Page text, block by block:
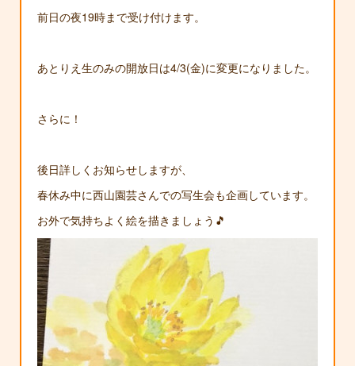
前日の夜19時まで受け付けます。
あとりえ生のみの開放日は4/3(金)に変更になりました。
さらに！
後日詳しくお知らせしますが、
春休み中に西山園芸さんでの写生会も企画しています。
お外で気持ちよく絵を描きましょう🎵